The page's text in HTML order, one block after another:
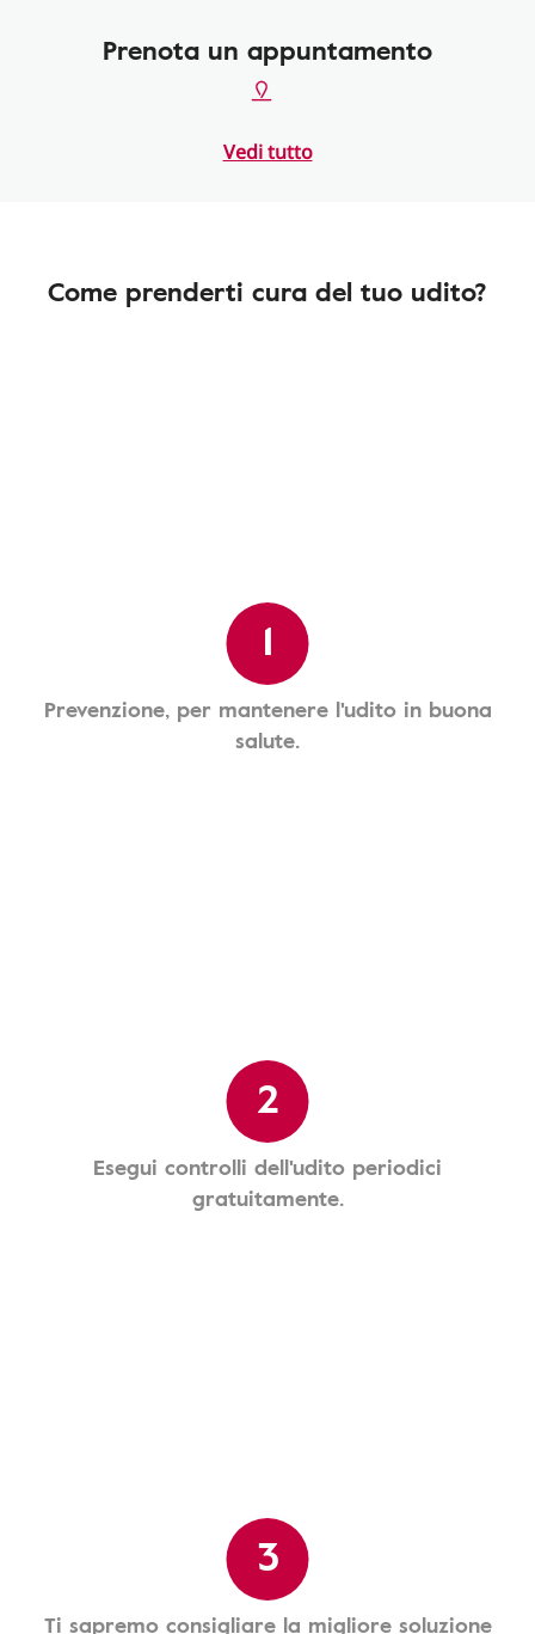
Prenota un appuntamento
Vedi tutto
Come prenderti cura del tuo udito?
1
Prevenzione, per mantenere l'udito in buona
salute.
2
Esegui controlli dell'udito periodici
gratuitamente.
3
Ti sapremo consigliare la migliore soluzione